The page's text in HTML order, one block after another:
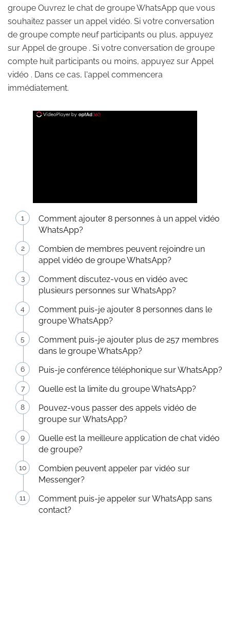
groupe Ouvrez le chat de groupe WhatsApp que vous
souhaitez passer un appel vidéo. Si votre conversation
de groupe compte neuf participants ou plus, appuyez
sur Appel de groupe . Si votre conversation de groupe
compte huit participants ou moins, appuyez sur Appel
vidéo . Dans ce cas, l'appel commencera
immédiatement.
Comment ajouter 8 personnes à un appel vidéo
WhatsApp?
Combien de membres peuvent rejoindre un
appel vidéo de groupe WhatsApp?
Comment discutez-vous en vidéo avec
plusieurs personnes sur WhatsApp?
Comment puis-je ajouter 8 personnes dans le
groupe WhatsApp?
Comment puis-je ajouter plus de 257 membres
dans le groupe WhatsApp?
Puis-je conférence téléphonique sur WhatsApp?
Quelle est la limite du groupe WhatsApp?
Pouvez-vous passer des appels vidéo de
groupe sur WhatsApp?
Quelle est la meilleure application de chat vidéo
de groupe?
Combien peuvent appeler par vidéo sur
Messenger?
Comment puis-je appeler sur WhatsApp sans
contact?